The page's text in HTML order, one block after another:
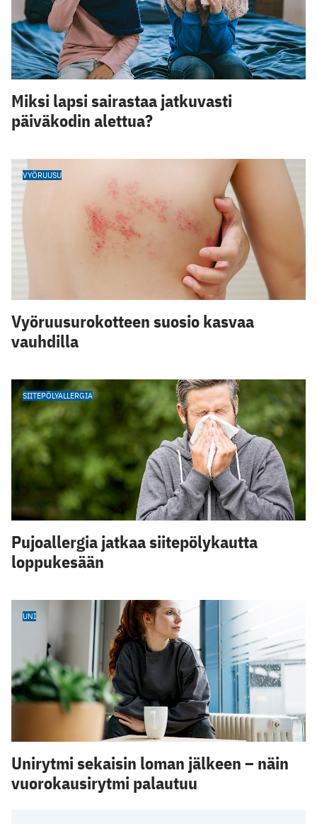
Miksi lapsi sairastaa jatkuvasti
päiväkodin alettua?
VYÖRUUSU
Vyöruusurokotteen suosio kasvaa
vauhdilla
SIITEPÖLYALLERGIA
Pujoallergia jatkaa siitepölykautta
loppukesään
UNI
Unirytmi sekaisin loman jälkeen – näin
vuorokausirytmi palautuu